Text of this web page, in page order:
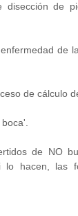
disección de
de
de cálculo
de NO
lo hacen, las